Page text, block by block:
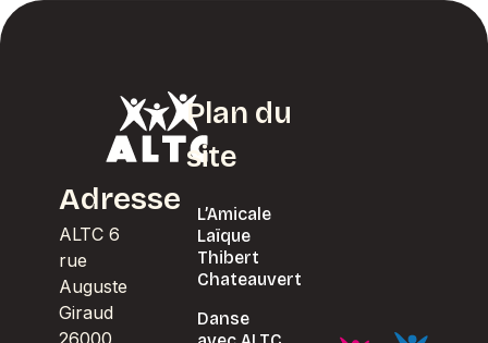
Adresse
ALTC 6
rue
Auguste
Giraud
Plan du
site
L’Amicale
Laïque
Thibert
Chateauvert
Danse